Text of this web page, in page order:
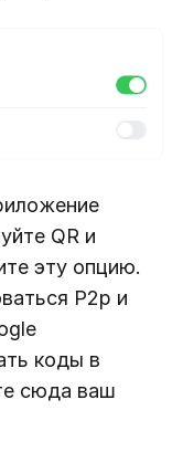
QR и
эту опцию.
P2p и
коды в
сюда ваш